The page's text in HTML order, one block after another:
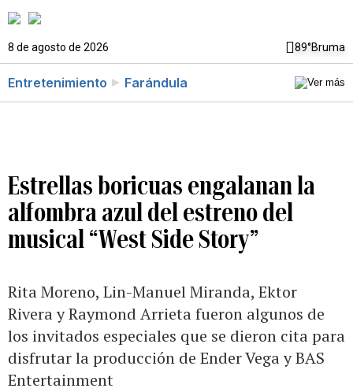
8 de agosto de 2026 89°Bruma
Entretenimiento Farándula
Estrellas boricuas engalanan la
alfombra azul del estreno del
musical “West Side Story”
Rita Moreno, Lin-Manuel Miranda, Ektor
Rivera y Raymond Arrieta fueron algunos de
los invitados especiales que se dieron cita para
disfrutar la producción de Ender Vega y BAS
Entertainment